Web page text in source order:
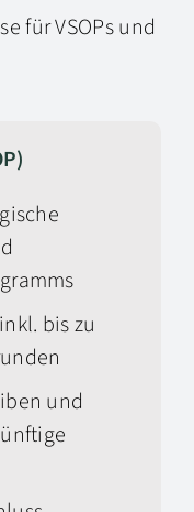
für VSOPs und
bis zu
und